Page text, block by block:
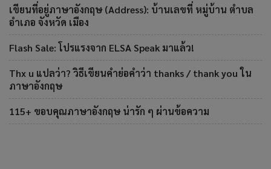
เขียนที่อยู่ภาษาอังกฤษ (Address): บ้านเลขที่ หมู่บ้าน ตำบล
อำเภอ จังหวัด เมือง
Flash Sale: โปรแรงจาก ELSA Speak มาแล้ว!
Thx u แปลว่า? วิธีเขียนคำย่อคำว่า thanks / thank you ใน
ภาษาอังกฤษ
115+ ขอบคุณภาษาอังกฤษ น่ารัก ๆ ผ่านข้อความ